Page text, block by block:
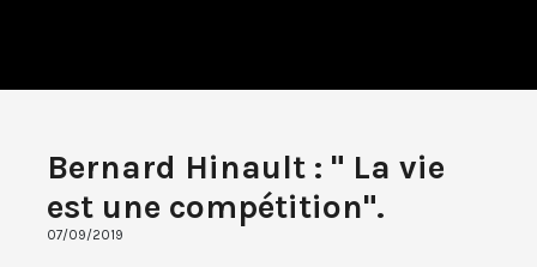
Bernard Hinault : " La vie
est une compétition".
07/09/2019